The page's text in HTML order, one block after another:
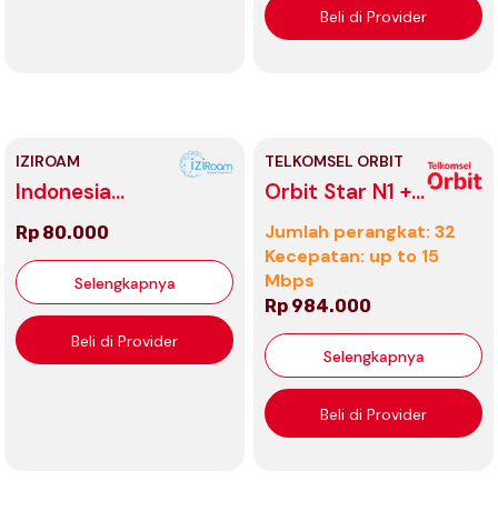
Beli di Provider
IZIROAM
Indonesia
Unlimited
Rp 80.000
Selengkapnya
Beli di Provider
TELKOMSEL ORBIT
Orbit Star N1 +
CCTV Ezviz
C6N + Philips
Smart Lamp
RGB 8W
Jumlah perangkat: 32
Kecepatan: up to 15
Mbps
Rp 984.000
Selengkapnya
Beli di Provider